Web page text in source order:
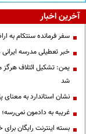
آخرین اخبار
سفر فرمانده سنتکام به
خبر تعطیلی مدرسه
یمن: تشکیل ائتلاف هرگز
شد
نشان استاندارد به
غریبه به دادمون نمی‌رسه؛
بسته اینترنت رایگان